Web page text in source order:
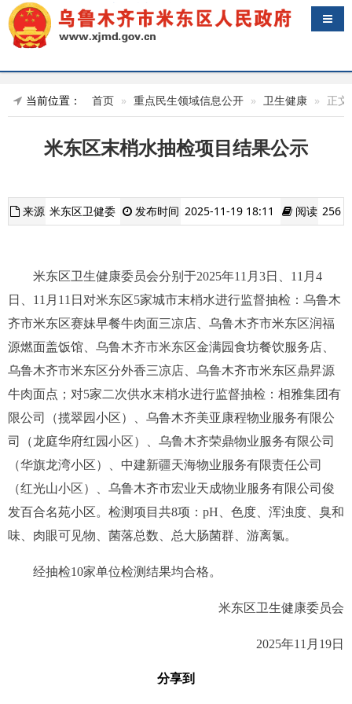
导航
当前位置： 首页 重点民生领域信息公开 卫生健康 正文
米东区末梢水抽检项目结果公示
来源 米东区卫健委 发布时间 2025-11-19 18:11 阅读 256
米东区卫生健康委员会分别 于2025年11月3日、11 月 4
日
、11月11日 对米东区5家城市末梢水进行监督抽检：乌鲁木
齐市米东区赛妹早餐牛肉面三凉店、乌鲁木齐市米东区润福
源燃面盖饭馆、乌鲁木齐市米东区金满园食坊餐饮服务店、
乌鲁木齐市米东区分外香三凉店、乌鲁木齐市米东区鼎昇源
牛肉面点；对5家二次供水末梢水进行监督抽检 ：相雅集团有
限公司（揽翠园小区）、乌鲁木齐美亚康程物业服务有限公
司（龙庭华府红园小区）、乌鲁木齐荣鼎物业服务有限公司
（华旗龙湾小区）、中建新疆天海物业服务有限责任公司
（红光山小区）、乌鲁木齐市宏业天成物业服务有限公司俊
发百合名苑小区。 检测项目 共8项： pH 、色度、浑浊度、臭和
味、肉眼可见物、菌落总数 、总大肠菌群、游离氯。
经抽检10家单位检测结果均合格。
米东区卫生健康委员会
2025年11 月 19日
分享到